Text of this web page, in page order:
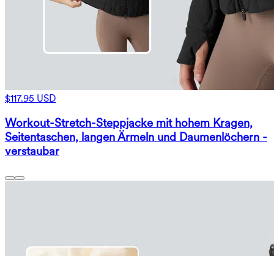
$117.95 USD
Workout-Stretch-Steppjacke mit hohem Kragen,
Seitentaschen, langen Ärmeln und Daumenlöchern -
verstaubar